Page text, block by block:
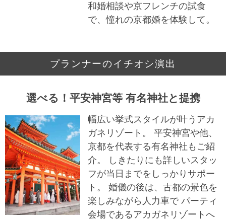
和婚相談や京フレンチの試食
で、憧れの京都婚を体験して。
プランナーのイチオシ演出
選べる！平安神宮等 有名神社と提携
幅広い挙式スタイルが叶うアカ
ガネリゾート。 平安神宮や他、
京都を代表する有名神社もご紹
介。 しきたりにも詳しいスタッ
フが当日までをしっかりサポー
ト。 婚儀の後は、古都の景色を
楽しみながら人力車で パーティ
会場であるアカガネリゾートへ